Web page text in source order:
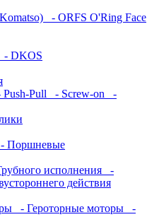
- ORFS O'Ring Face
- DKOS
Push-Pull - Screw-on
-
- Поршневые
исполнения
-
действия
- Героторные моторы
-